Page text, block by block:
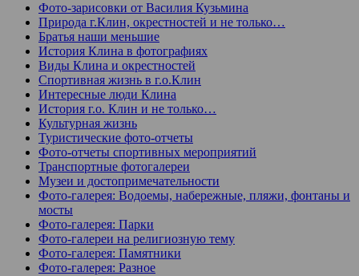
Фото-зарисовки от Василия Кузьмина
Природа г.Клин, окрестностей и не только…
Братья наши меньшие
История Клина в фотографиях
Виды Клина и окрестностей
Спортивная жизнь в г.о.Клин
Интересные люди Клина
История г.о. Клин и не только…
Культурная жизнь
Туристические фото-отчеты
Фото-отчеты спортивных мероприятий
Транспортные фотогалереи
Музеи и достопримечательности
Фото-галерея: Водоемы, набережные, пляжи, фонтаны и
мосты
Фото-галерея: Парки
Фото-галереи на религиозную тему
Фото-галерея: Памятники
Фото-галерея: Разное